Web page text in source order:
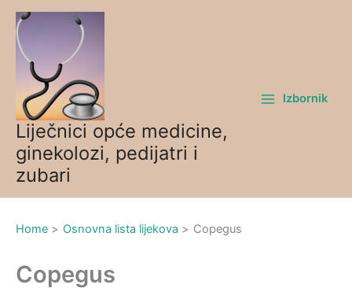
Skip
content
Liječnici opće medicine,
ginekolozi, pedijatri i
zubari
Izbornik
Home Osnovna lista lijekova Copegus
Copegus